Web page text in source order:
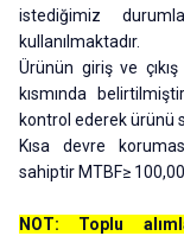
istediğimiz
kullanılmaktadır.
Ürünün giriş ve
kısmında
kontrol ederek ürünü
Kısa devre
sahiptir MTBF≥
NOT: Toplu